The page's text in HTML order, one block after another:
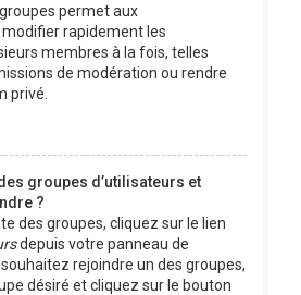
permet aux
rapidement les
membres à la fois, telles
de modération ou rendre
privé.
groupes d’utilisateurs et
?
des groupes, cliquez sur le lien
depuis votre panneau de
souhaitez rejoindre un des groupes,
désiré et cliquez sur le bouton